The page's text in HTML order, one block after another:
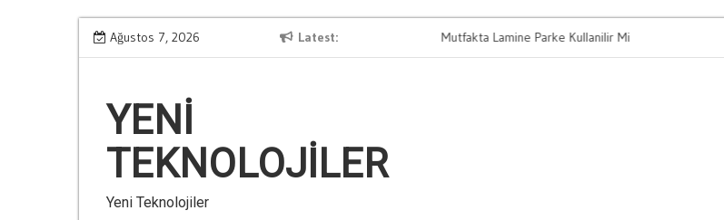
Skip
to
Ağustos 7, 2026 Latest
Kumar Bagimliligi Nasil Fark Edilir Mutfakta Lamine Parke Kullanilir Mi
YENI
TEKNOLOJILER
Yeni Teknolojiler